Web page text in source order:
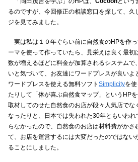
るのですが、今回修正の相談窓口を探して、久
ジを見てみました。
実は私は１０年ぐらい前に自然食のHPを作
ーマを使って作っていたら、見栄えは良く最
数が増えるほどに料金が加算されるシステムで
いと気づいて、お友達にワードプレスが良いよ
ワードプレスを使える無料ソフト Simplicityを
たりして「体が喜ぶ自然食マップ」というHP
取材してのせた自然食のお店が段々人気店でな
なったりと、日本では失われた30年ともいわ
らなかったので、自然食のお店は材料費がかさ
て、お店を運営するには大変だったのではない
ることにしました。